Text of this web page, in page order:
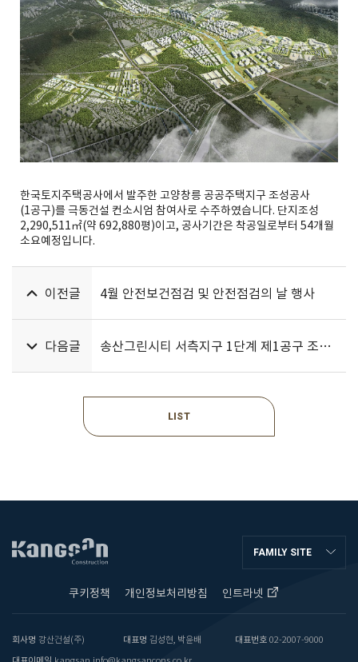
한국토지주택공사에서 발주한 고양창릉 공공주택지구 조성공사
(1공구)를 극동건설 컨소시엄 참여사로 수주하였습니다. 단지조성
2,290,511㎡(약 692,880평)이고, 공사기간은 착공일로부터 54개월
소요예정입니다.
이전글 4월 안전보건점검 및 안전점검의 날 행사
다음글 송산그린시티 서측지구 1단계 제1공구 조성공사
LIST
FAMILY SITE
쿠키정책 개인정보처리방침 인트라넷
회사명 강산건설(주) 대표명 김성현, 박윤배 대표번호 02-2007-9000